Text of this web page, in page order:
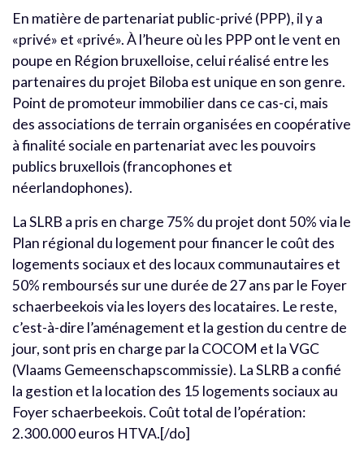
En matière de partenariat public-privé (PPP), il y a
«privé» et «privé». À l’heure où les PPP ont le vent en
poupe en Région bruxelloise, celui réalisé entre les
partenaires du projet Biloba est unique en son genre.
Point de promoteur immobilier dans ce cas-ci, mais
des associations de terrain organisées en coopérative
à finalité sociale en partenariat avec les pouvoirs
publics bruxellois (francophones et
néerlandophones).
La SLRB a pris en charge 75% du projet dont 50% via le
Plan régional du logement pour financer le coût des
logements sociaux et des locaux communautaires et
50% remboursés sur une durée de 27 ans par le Foyer
schaerbeekois via les loyers des locataires. Le reste,
c’est-à-dire l’aménagement et la gestion du centre de
jour, sont pris en charge par la COCOM et la VGC
(Vlaams Gemeenschapscommissie). La SLRB a confié
la gestion et la location des 15 logements sociaux au
Foyer schaerbeekois. Coût total de l’opération:
2.300.000 euros HTVA.[/do]